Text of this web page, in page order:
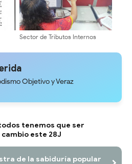
Sector de Tributos Internos
tributaria con jornadas de
públicos y contribuyentes
Objetivo y Veraz
tenemos que ser
este 28J
de la sabiduría popular